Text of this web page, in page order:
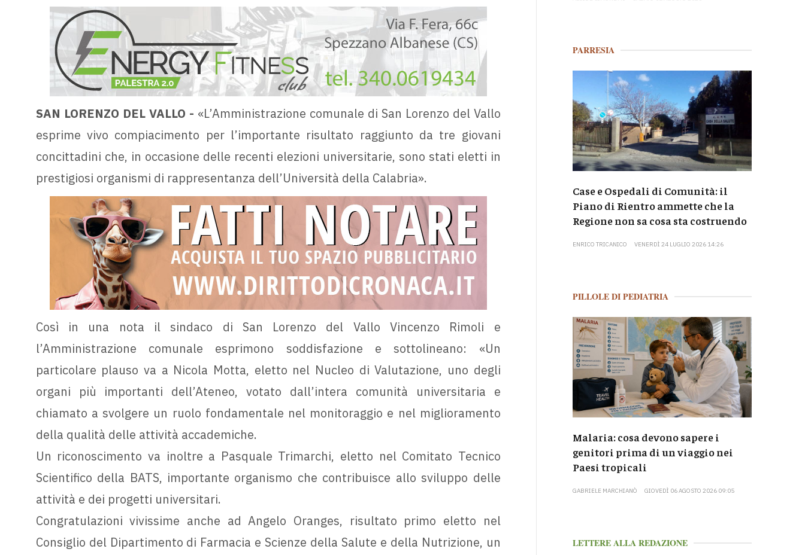
SAN LORENZO DEL VALLO - «L’Amministrazione comunale di San Lorenzo del Vallo
esprime vivo compiacimento per l’importante risultato raggiunto da tre giovani
concittadini che, in occasione delle recenti elezioni universitarie, sono stati eletti in
prestigiosi organismi di rappresentanza dell’Università della Calabria».
Così in una nota il sindaco di San Lorenzo del Vallo Vincenzo Rimoli e
l’Amministrazione comunale esprimono soddisfazione e sottolineano: «Un
particolare plauso va a Nicola Motta, eletto nel Nucleo di Valutazione, uno degli
organi più importanti dell’Ateneo, votato dall’intera comunità universitaria e
chiamato a svolgere un ruolo fondamentale nel monitoraggio e nel miglioramento
della qualità delle attività accademiche.
Un riconoscimento va inoltre a Pasquale Trimarchi, eletto nel Comitato Tecnico
Scientifico della BATS, importante organismo che contribuisce allo sviluppo delle
attività e dei progetti universitari.
Congratulazioni vivissime anche ad Angelo Oranges, risultato primo eletto nel
Consiglio del Dipartimento di Farmacia e Scienze della Salute e della Nutrizione, un
PARRESIA
Case e Ospedali di Comunità: il
Piano di Rientro ammette che la
Regione non sa cosa sta costruendo
ENRICO TRICANICO VENERDÌ 24 LUGLIO 2026 14:26
PILLOLE DI PEDIATRIA
Malaria: cosa devono sapere i
genitori prima di un viaggio nei
Paesi tropicali
GABRIELE MARCHIANÒ GIOVEDÌ 06 AGOSTO 2026 09:05
LETTERE ALLA REDAZIONE